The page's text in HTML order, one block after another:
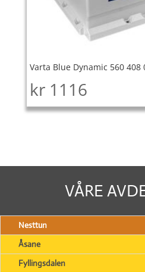
Varta Blue Dynamic 560 408
kr 1116
VÅRE
Nesttun
Åsane
Fyllingsdalen